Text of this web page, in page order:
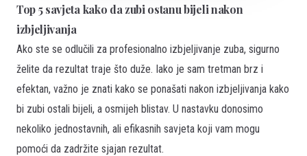
Top 5 savjeta kako da zubi ostanu bijeli nakon
izbjeljivanja
Ako ste se odlučili za profesionalno izbjeljivanje zuba, sigurno
želite da rezultat traje što duže. Iako je sam tretman brz i
efektan, važno je znati kako se ponašati nakon izbjeljivanja kako
bi zubi ostali bijeli, a osmijeh blistav. U nastavku donosimo
nekoliko jednostavnih, ali efikasnih savjeta koji vam mogu
pomoći da zadržite sjajan rezultat.